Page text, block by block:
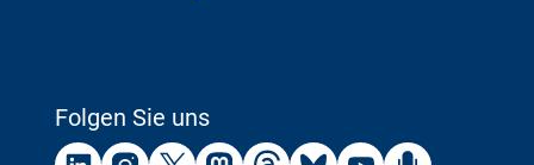
Folgen Sie uns
ExternerExternerExternerExternerExternerExternerExternerExterner